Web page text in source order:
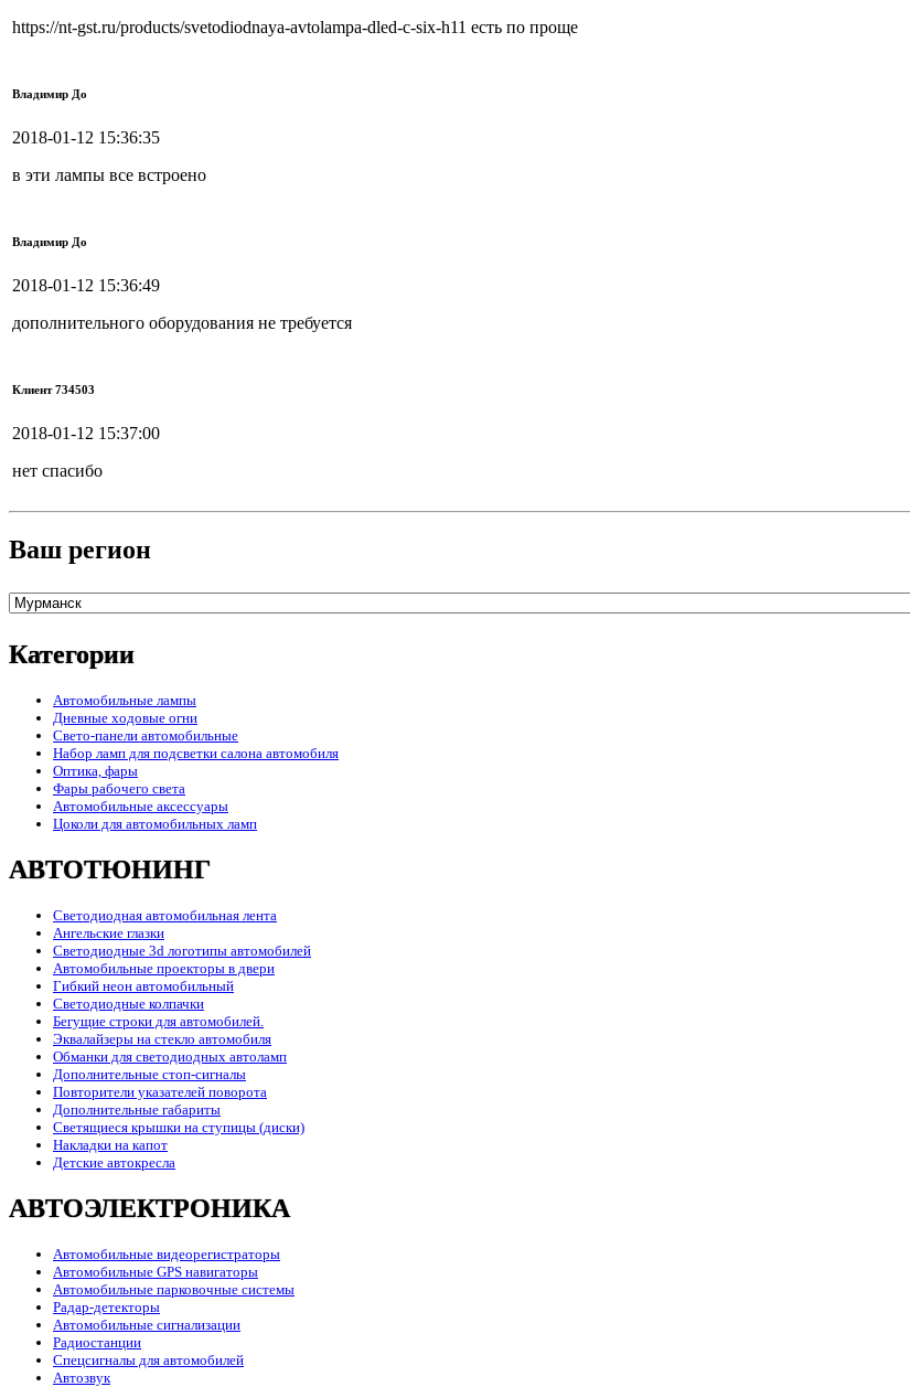
https://nt-gst.ru/products/svetodiodnaya-avtolampa-dled-c-six-h11 есть по проще
Владимир До
2018-01-12 15:36:35
в эти лампы все встроено
Владимир До
2018-01-12 15:36:49
дополнительного оборудования не требуется
Клиент 734503
2018-01-12 15:37:00
нет спасибо
Ваш регион
Категории
Автомобильные лампы
Дневные ходовые огни
Свето-панели автомобильные
Набор ламп для подсветки салона автомобиля
Оптика, фары
Фары рабочего света
Автомобильные аксессуары
Цоколи для автомобильных ламп
АВТОТЮНИНГ
Светодиодная автомобильная лента
Ангельские глазки
Светодиодные 3d логотипы автомобилей
Автомобильные проекторы в двери
Гибкий неон автомобильный
Светодиодные колпачки
Бегущие строки для автомобилей.
Эквалайзеры на стекло автомобиля
Обманки для светодиодных автоламп
Дополнительные стоп-сигналы
Повторители указателей поворота
Дополнительные габариты
Светящиеся крышки на ступицы (диски)
Накладки на капот
Детские автокресла
АВТОЭЛЕКТРОНИКА
Автомобильные видеорегистраторы
Автомобильные GPS навигаторы
Автомобильные парковочные системы
Радар-детекторы
Автомобильные сигнализации
Радиостанции
Спецсигналы для автомобилей
Автозвук